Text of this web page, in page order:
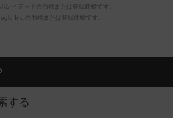
レイテッドの商標または登録商標です。
Inc.の商標または登録商標です。
する